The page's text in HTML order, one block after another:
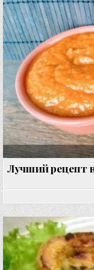
Лучший рецепт